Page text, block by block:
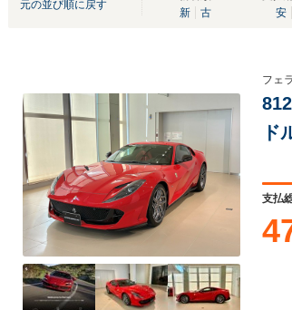
元の並び順に戻す
新
古
安
フェ
支払